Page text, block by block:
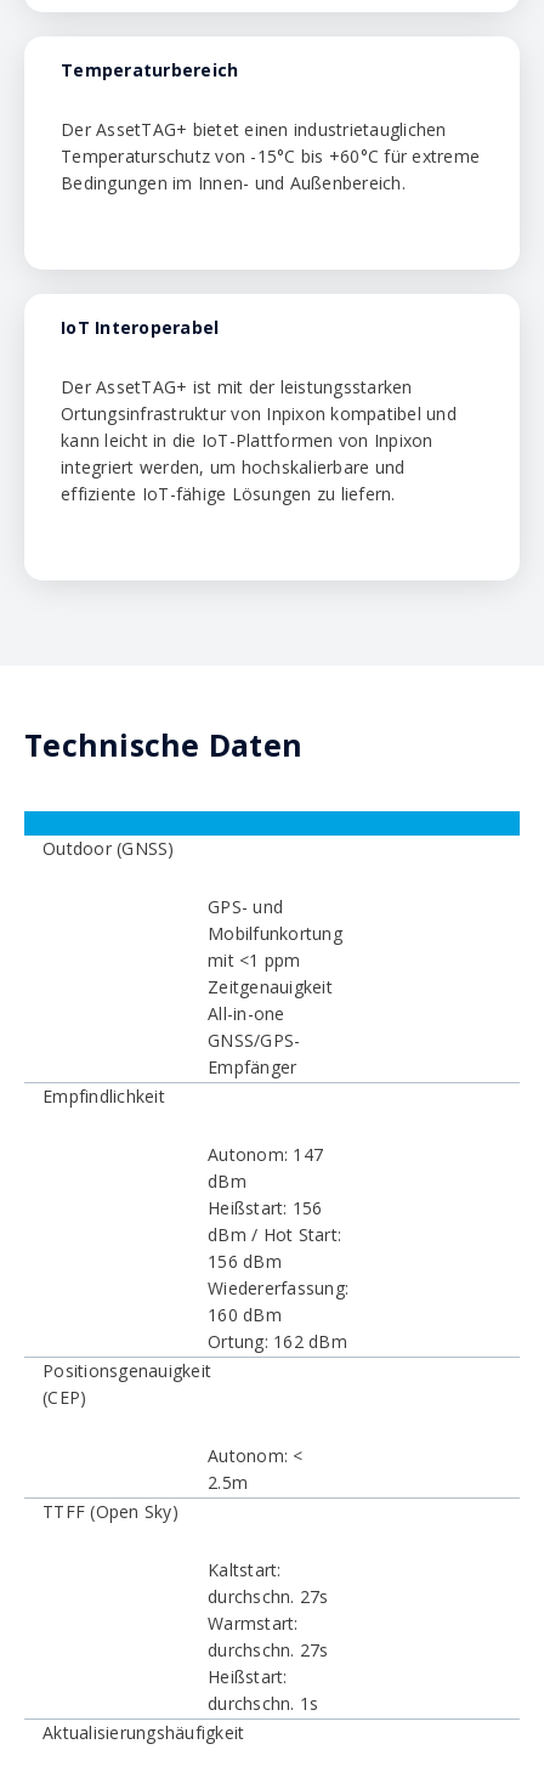
Temperaturbereich
Der AssetTAG+ bietet einen industrietauglichen
Temperaturschutz von -15°C bis +60°C für extreme
Bedingungen im Innen- und Außenbereich.
IoT Interoperabel
Der AssetTAG+ ist mit der leistungsstarken
Ortungsinfrastruktur von Inpixon kompatibel und
kann leicht in die IoT-Plattformen von Inpixon
integriert werden, um hochskalierbare und
effiziente IoT-fähige Lösungen zu liefern.
Technische Daten
Outdoor (GNSS)
GPS- und
Mobilfunkortung
mit <1 ppm
Zeitgenauigkeit
All-in-one
GNSS/GPS-
Empfänger
Empfindlichkeit
Autonom: 147
dBm
Heißstart: 156
dBm / Hot Start:
156 dBm
Wiedererfassung:
160 dBm
Ortung: 162 dBm
Positionsgenauigkeit
(CEP)
Autonom: <
2.5m
TTFF (Open Sky)
Kaltstart:
durchschn. 27s
Warmstart:
durchschn. 27s
Heißstart:
durchschn. 1s
Aktualisierungshäufigkeit